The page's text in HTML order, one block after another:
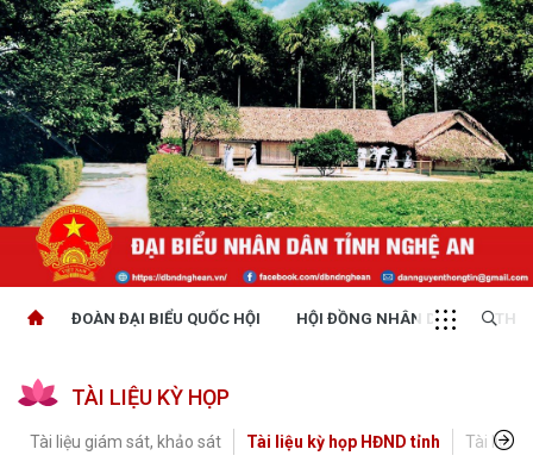
ĐOÀN ĐẠI BIỂU QUỐC HỘI HỘI ĐỒNG NHÂN DÂN
TÀI LIỆU KỲ HỌP
Tài liệu giám sát, khảo sát Tài liệu kỳ họp HĐND tỉnh Tài liệu